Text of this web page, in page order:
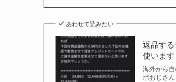
あわせて読みたい
返品す
使います
海外から
ポおじさ